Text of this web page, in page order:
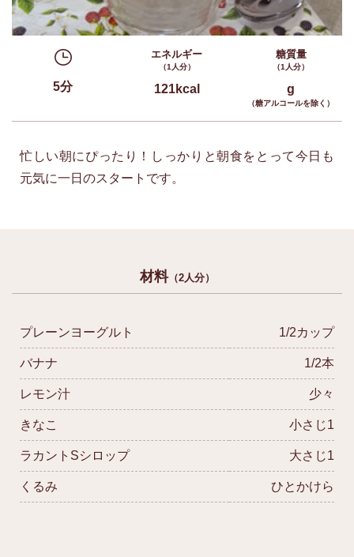
5分
エネルギー
（1人分）
121kcal
糖質量
（1人分）
g
（糖アルコールを除く）
忙しい朝にぴったり！しっかりと朝食をとって今日も
元気に一日のスタートです。
材料（2人分）
プレーンヨーグルト 1/2カップ
バナナ 1/2本
レモン汁 少々
きなこ 小さじ1
ラカントSシロップ 大さじ1
くるみ ひとかけら